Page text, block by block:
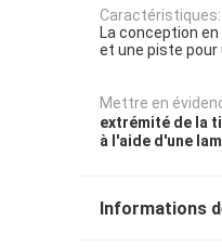
Caractéristiques:
La conception
et une piste pour
Mettre en
extrémité de la
à l'aide d'une
Informations